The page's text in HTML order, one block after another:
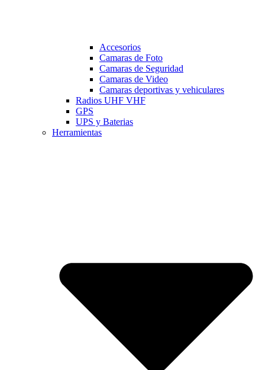
Accesorios
Camaras de Foto
Camaras de Seguridad
Camaras de Video
Camaras deportivas y vehiculares
Radios UHF VHF
GPS
UPS y Baterias
Herramientas